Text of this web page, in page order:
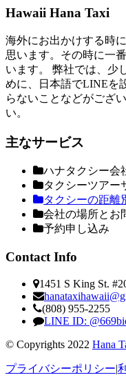
Hawaii Hana Taxi
海外にお出かけする時
思います。その時に一
います。 弊社では、少
めに、日本語でLINEを
らないことなどがござ
い。
主なサービス
ハナタクシー会
タクシーツアー
タクシーの距離
会社の場所とお
予約申し込み
Contact Info
1451 S King St.
(808) 955-2255
LINE ID:
© Copyrights 2022 Hana
プライバシーポリシー|